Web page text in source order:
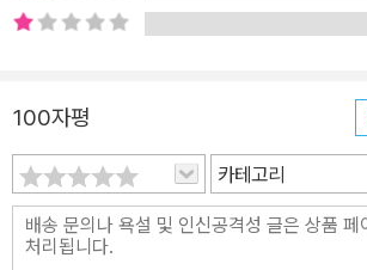
야기는 예술이 됩니다. 일러스트레이터 김유미의 예술 세계 김유미
에 가는 달팽이들의 노래」로부터 감동과 영감을
의 노래』를 만들었습니다. 그리고 신작 그림책
바람과 달팽이라는 캐릭터는 일러스트레이터
상징한다고 볼 수 있습니다. 언뜻 보면 대조적인
유로운 상상력과 유머 감각이라는 하나의 영혼
100자평
카테고리